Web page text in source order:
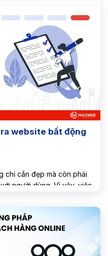
website bất động
chỉ cần đẹp mà còn phải
người dùng. Vì vậy, việc